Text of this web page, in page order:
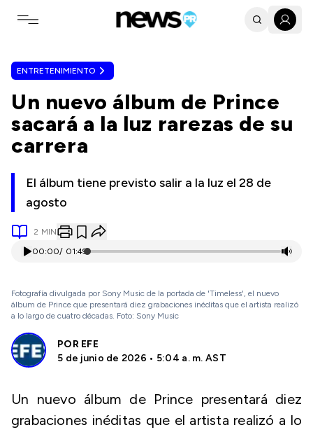
Toggle navigation menu
ENTRETENIMIENTO
Un nuevo álbum de Prince
sacará a la luz rarezas de su
carrera
El álbum tiene previsto salir a la luz el 28 de
agosto
2 MIN
00:00/ 01:49
Fotografía divulgada por Sony Music de la portada de 'Timeless', el nuevo
álbum de Prince que presentará diez grabaciones inéditas que el artista realizó
a lo largo de cuatro décadas. Foto: Sony Music
POR EFE
5 de junio de 2026 • 5:04 a. m. AST
Un nuevo álbum de Prince presentará diez
grabaciones inéditas que el artista realizó a lo